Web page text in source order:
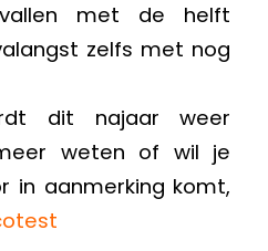
met de helft
zelfs met nog
dit najaar weer
weten of wil je
in aanmerking komt,